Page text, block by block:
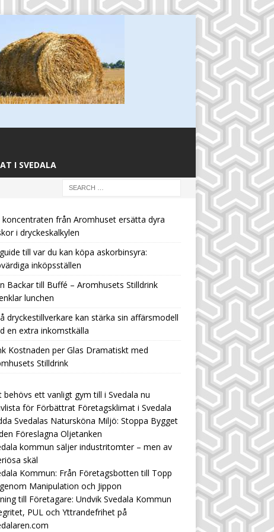
I SVEDALA
koncentraten från Aromhuset ersätta dyra
i dryckeskalkylen
till var du kan köpa askorbinsyra:
inköpsställen
Backar till Buffé – Aromhusets Stilldrink
lunchen
dryckestillverkare kan stärka sin affärsmodell
en extra inkomstkälla
Kostnaden per Glas Dramatiskt med
Stilldrink
behövs ett vanligt gym till i Svedala nu
för Förbättrat Företagsklimat i Svedala
Svedalas Natursköna Miljö: Stoppa Bygget
Föreslagna Oljetanken
kommun säljer industritomter – men av
skäl
Kommun: Från Företagsbotten till Topp
Manipulation och Jippon
till Företagare: Undvik Svedala Kommun
PUL och Yttrandefrihet på